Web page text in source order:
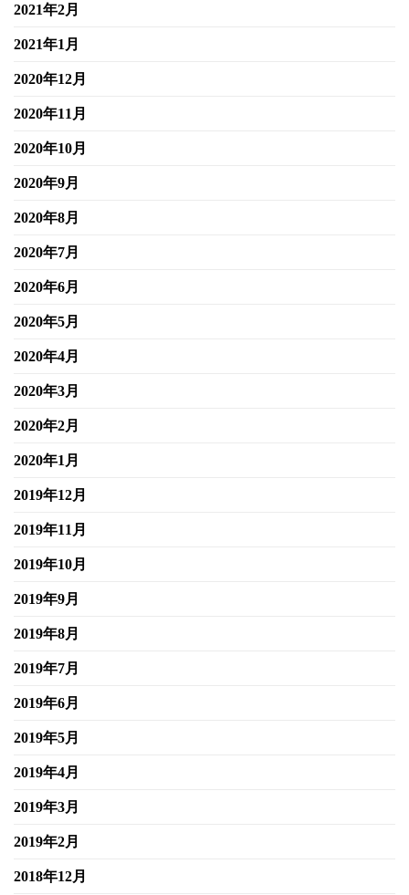
2021年2月
2021年1月
2020年12月
2020年11月
2020年10月
2020年9月
2020年8月
2020年7月
2020年6月
2020年5月
2020年4月
2020年3月
2020年2月
2020年1月
2019年12月
2019年11月
2019年10月
2019年9月
2019年8月
2019年7月
2019年6月
2019年5月
2019年4月
2019年3月
2019年2月
2018年12月